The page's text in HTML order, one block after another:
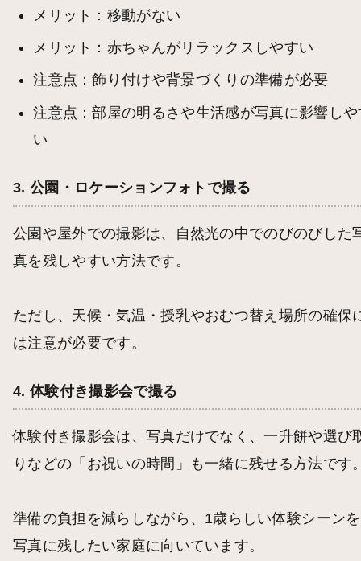
メリット：移動がない
メリット：赤ちゃんがリラックスしやすい
注意点：飾り付けや背景づくりの準備が必要
注意点：部屋の明るさや生活感が写真に影響しや
い
3. 公園・ロケーションフォトで撮る
公園や屋外での撮影は、自然光の中でのびのびした
真を残しやすい方法です。
ただし、天候・気温・授乳やおむつ替え場所の確保
は注意が必要です。
4. 体験付き撮影会で撮る
体験付き撮影会は、写真だけでなく、一升餅や選び
りなどの「お祝いの時間」も一緒に残せる方法です
準備の負担を減らしながら、1歳らしい体験シーンを
写真に残したい家庭に向いています。